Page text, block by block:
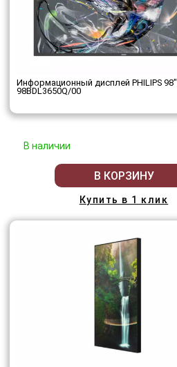
Информационный дисплей PHILIPS 98"
98BDL3650Q/00
В наличии
В КОРЗИНУ
Купить в 1 клик